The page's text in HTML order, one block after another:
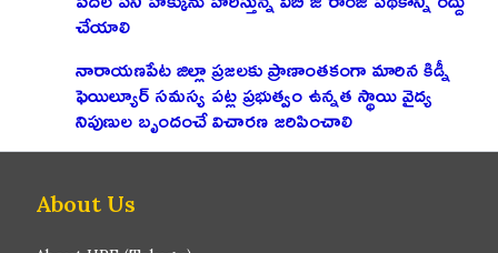
చేయాలి
నారాయణపేట జిల్లా ప్రజలకు ప్రాణాంతకంగా మారిన కిడ్నీ
ఫెయిల్యూర్ సమస్య పట్ల ప్రభుత్వం ఉన్నత స్థాయి వైద్య
నిపుణుల బృందంచే విచారణ జరిపించాలి
About Us